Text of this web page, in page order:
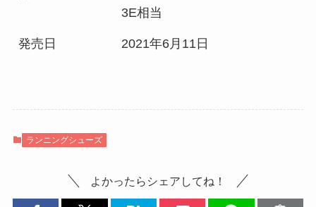
3E相当
発売日 2021年6月11日
ランニングシューズ
よかったらシェアしてね！